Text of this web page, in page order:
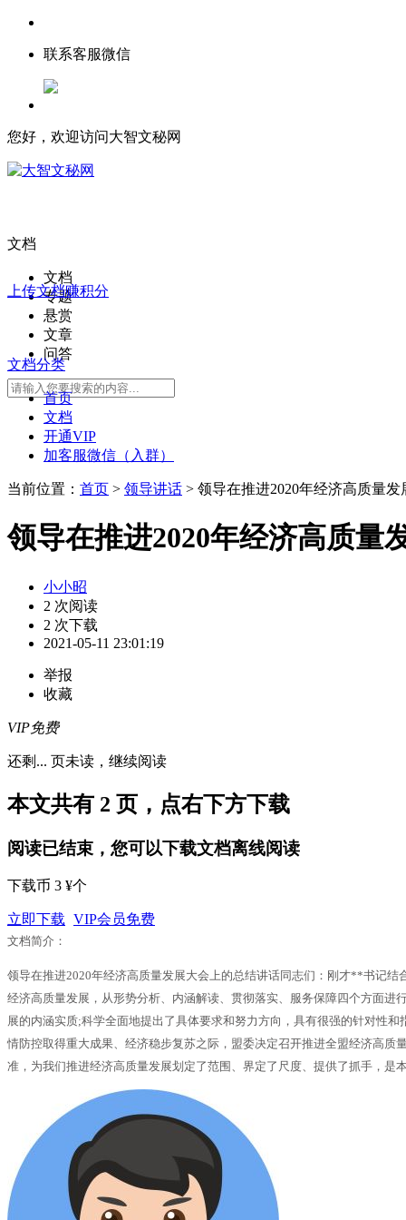
联系客服微信
您好，欢迎访问大智文秘网
文档
文档
专题
悬赏
文章
问答
上传文档赚积分
文档分类
首页
文档
开通VIP
加客服微信（入群）
当前位置： 首页 > 领导讲话 > 领导在推进2020年经济高质量
领导在推进2020年经济高质量
小小昭
2 次阅读
2 次下载
2021-05-11 23:01:19
举报
收藏
VIP免费
还剩 ... 页未读， 继续阅读
本文共有 2 页，点右下方下载
阅读已结束，您可以下载文档离线阅读
下载币 3 ¥个
立即下载 VIP会员免费
文档简介：
领导在推进2020年经济高质量发展大会上的总结讲话同志们：刚才**书记
经济高质量发展，从形势分析、内涵解读、贯彻落实、服务保障四个方面
展的内涵实质;科学全面地提出了具体要求和努力方向，具有很强的针对性
情防控取得重大成果、经济稳步复苏之际，盟委决定召开推进全盟经济高
准，为我们推进经济高质量发展划定了范围、界定了尺度、提供了抓手，